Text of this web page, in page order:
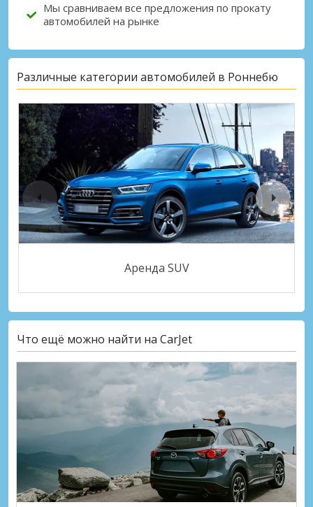
Мы сравниваем все предложения по прокату
автомобилей на рынке
Различные категории автомобилей в Роннебю
Аренда SUV
Что ещё можно найти на CarJet